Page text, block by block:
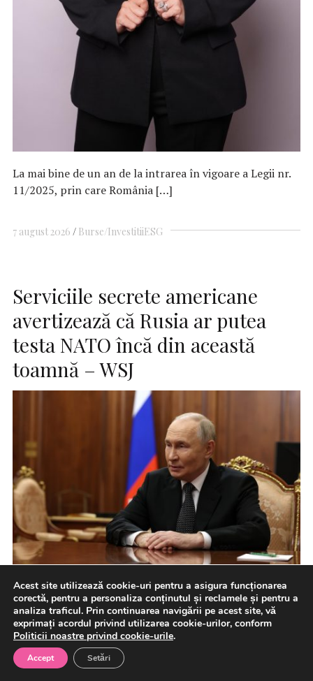
La mai bine de un an de la intrarea în vigoare a Legii nr.
11/2025, prin care România […]
7 august 2026 Burse/InvestitiiESG
Serviciile secrete americane
avertizează că Rusia ar putea
testa NATO încă din această
toamnă – WSJ
Rapoartele serviciilor de informații americane au tras un
nou semnal de alarmă, potrivit căruia președintele rus
Vladimir Putin […]
7 august 2026 Aparare
Acest site utilizează cookie-uri pentru a asigura funcționarea
corectă, pentru a personaliza conținutul și reclamele și pentru a
analiza traficul. Prin continuarea navigării pe acest site, vă
exprimați acordul privind utilizarea cookie-urilor, conform
Politicii noastre privind cookie-urile.
Accept Setări